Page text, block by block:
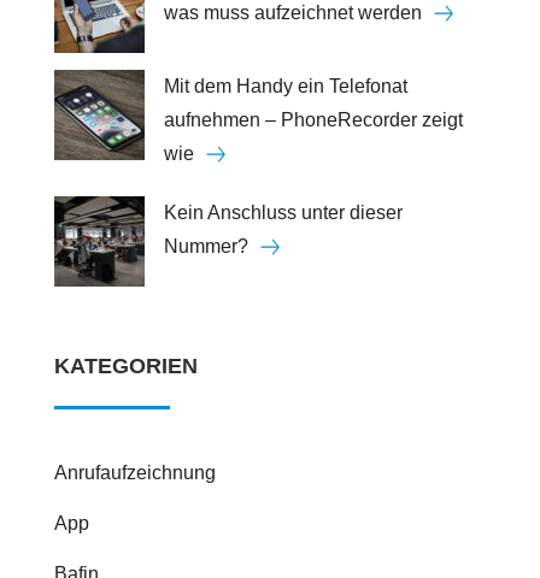
was muss aufzeichnet werden
Mit dem Handy ein Telefonat
aufnehmen – PhoneRecorder zeigt
wie
Kein Anschluss unter dieser
Nummer?
KATEGORIEN
Anrufaufzeichnung
App